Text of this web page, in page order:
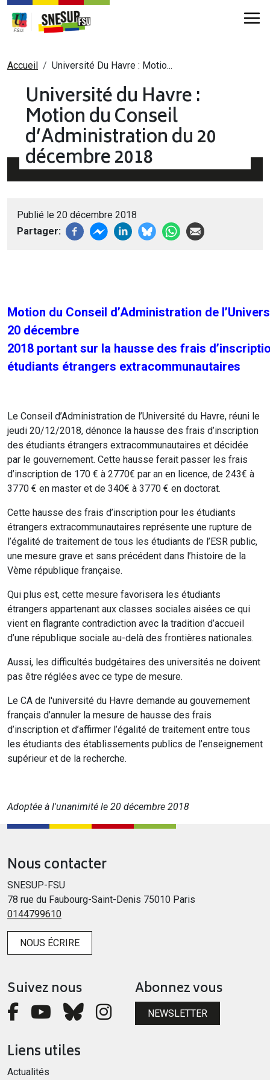
Aller au contenu principal
Fil d'Ariane
Accueil Université Du Havre : Motio...
Université du Havre :
Motion du Conseil
d’Administration du 20
décembre 2018
Publié le 20 décembre 2018
Partager
Motion du Conseil d’Administration de
20 décembre
2018 portant sur la hausse des frais
étudiants étrangers extracommunautaires
Le Conseil d’Administration de l’Université du Havre, réuni le
jeudi 20/12/2018, dénonce la hausse des frais d’inscription
des étudiants étrangers extracommunautaires et décidée
par le gouvernement. Cette hausse ferait passer les frais
d’inscription de 170 € à 2770€ par an en licence, de 243€ à
3770 € en master et de 340€ à 3770 € en doctorat.
Cette hausse des frais d’inscription pour les étudiants
étrangers extracommunautaires représente une rupture de
l’égalité de traitement de tous les étudiants de l’ESR public,
une mesure grave et sans précédent dans l’histoire de la
Vème république française.
Qui plus est, cette mesure favorisera les étudiants
étrangers appartenant aux classes sociales aisées ce qui
vient en flagrante contradiction avec la tradition d’accueil
d’une république sociale au-delà des frontières nationales.
Aussi, les difficultés budgétaires des universités ne doivent
pas être réglées avec ce type de mesure.
Le CA de l'université du Havre demande au gouvernement
français d’annuler la mesure de hausse des frais
d’inscription et d’affirmer l’égalité de traitement entre tous
les étudiants des établissements publics de l’enseignement
supérieur et de la recherche.
Adoptée à l'unanimité le 20 décembre 2018
Nous contacter
SNESUP-FSU
78 rue du Faubourg-Saint-Denis 75010 Paris
0144799610
NOUS ÉCRIRE
Suivez nous Abonnez vous
NEWSLETTER
Liens utiles
Actualités